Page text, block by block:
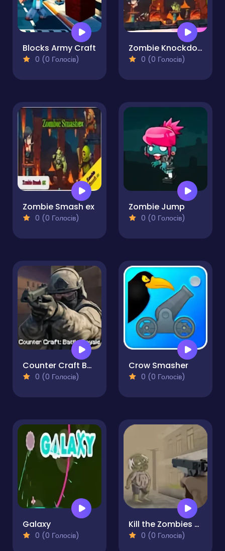
Blocks Army Craft
0 (0 Голосів)
Zombie Knockdown
0 (0 Голосів)
Zombie Smash ex
0 (0 Голосів)
Zombie Jump
0 (0 Голосів)
Counter Craft Battle Royale
0 (0 Голосів)
Crow Smasher
0 (0 Голосів)
Galaxy
0 (0 Голосів)
Kill the Zombies Game
0 (0 Голосів)